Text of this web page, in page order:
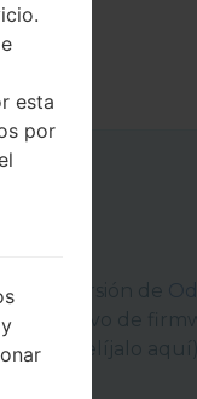
versión de
el archivo de
1, elíjalo aquí)
esta
por